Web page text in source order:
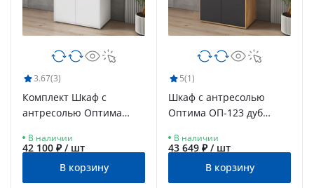
3.67(3)
Комплект Шкаф с
антресолью Оптима
структурный/меренга
В наличии
42 100 ₽ / шт
В корзину
5(1)
Шкаф с антресолью
Оптима ОП-123 дуб
В наличии
43 649 ₽ / шт
В корзину